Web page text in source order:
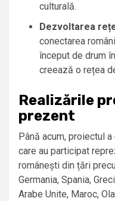
culturală.
Dezvoltarea
conectarea
început de drum
creează o rețea
Realizările
prezent
Până acum, proiectul
care au participat
românești din țări
Germania, Spania,
Arabe Unite, Maroc,